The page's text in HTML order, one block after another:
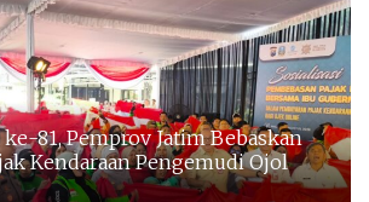
ke-81, Pemprov Jatim Bebaskan
Kendaraan Pengemudi Ojol